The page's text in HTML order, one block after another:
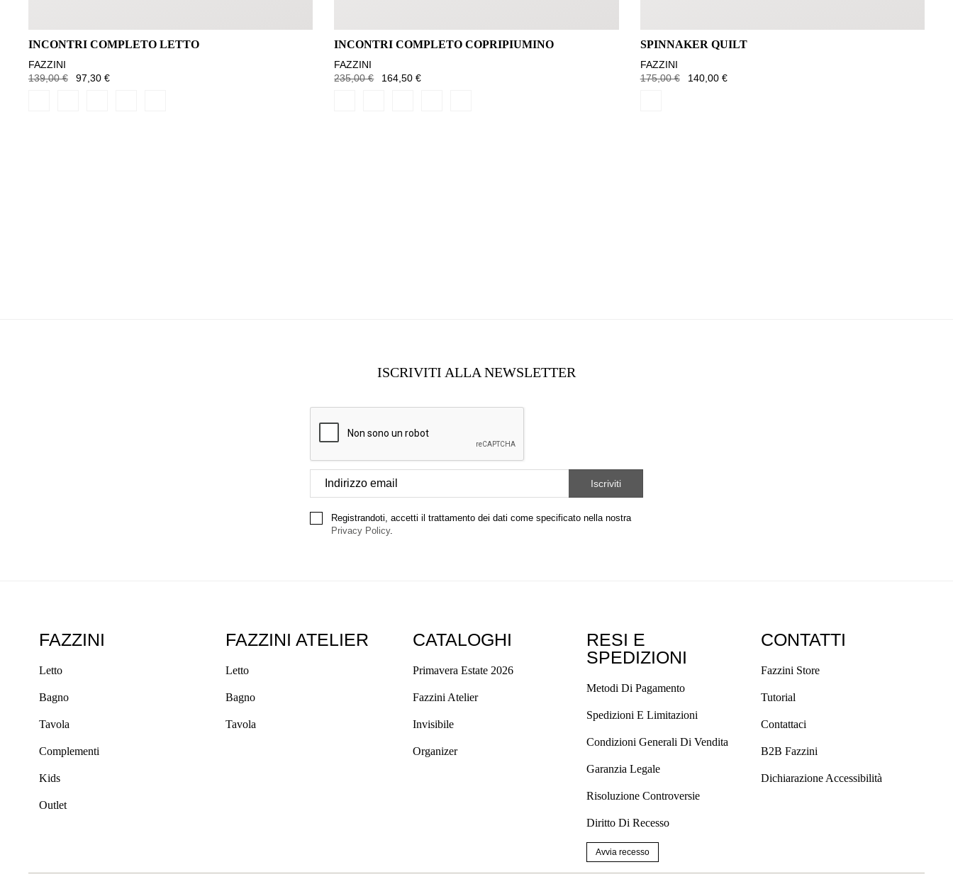
INCONTRI COMPLETO LETTO
FAZZINI
139,00 €
97,30 €
INCONTRI COMPLETO COPRIPIUMINO
FAZZINI
235,00 €
164,50 €
SPINNAKER QUILT
FAZZINI
175,00 €
140,00 €
ISCRIVITI ALLA NEWSLETTER
Registrandoti, accetti il trattamento dei dati come specificato nella nostra
Privacy Policy.
FAZZINI
Letto
Bagno
Tavola
Complementi
Kids
Outlet
FAZZINI ATELIER
Letto
Bagno
Tavola
CATALOGHI
Primavera Estate 2026
Fazzini Atelier
Invisibile
Organizer
RESI E
SPEDIZIONI
Metodi Di Pagamento
Spedizioni E Limitazioni
Condizioni Generali Di Vendita
Garanzia Legale
Risoluzione Controversie
Diritto Di Recesso
Avvia recesso
CONTATTI
Fazzini Store
Tutorial
Contattaci
B2B Fazzini
Dichiarazione Accessibilità